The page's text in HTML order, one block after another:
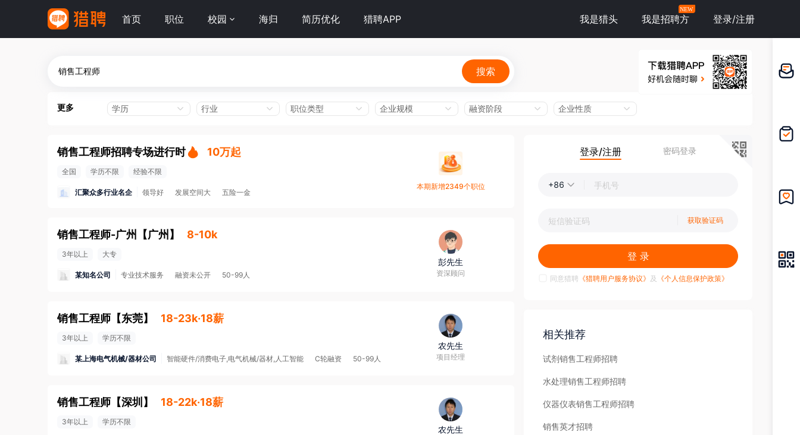
首页 职位 校园 海归 简历优化 猎聘APP 我是猎头 我是招聘方
NEW
登录/注册
搜索
更多 学历 行业 职位类型 企业规模 融资阶段 企业性质
销售工程师招聘专场进行时 10万起
全国 学历不限 经验不限
汇聚众多行业名企 领导好 发展空间大 五险一金
本期新增2349个职位
销售工程师-广州 【广州 】 8-10k
3年以上 大专
某知名公司 专业技术服务 融资未公开 50-99人
彭先生
资深顾问
销售工程师 【东莞】 18-23k·18薪
3年以上 学历不限
某上海电气机械/器材公司 智能硬件/消费电子,电气机械/器材,人工智能 C轮融资 50-99人
农先生
项目经理
销售工程师 【深圳 】 18-22k·18薪
3年以上 学历不限
农先生
登录/注册 密码登录
+86
获取验证码
登 录
同意猎聘 《猎聘用户服务协议》 及 《个人信息保护政策》
相关推荐
试剂销售工程师招聘
水处理销售工程师招聘
仪器仪表销售工程师招聘
销售英才招聘